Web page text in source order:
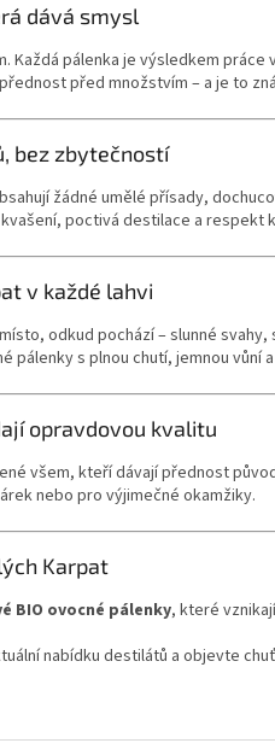
dává smysl
Každá pálenka je výsledkem
před množstvím – a je to
bez zbytečností
žádné umělé přísady,
poctivá destilace a respekt
v každé lahvi
odkud pochází – slunné
pálenky s plnou chutí, jemnou vůní
opravdovou kvalitu
všem, kteří dávají přednost
nebo pro výjimečné okamžiky.
Karpat
BIO ovocné pálenky, které
nabídku destilátů a objevte